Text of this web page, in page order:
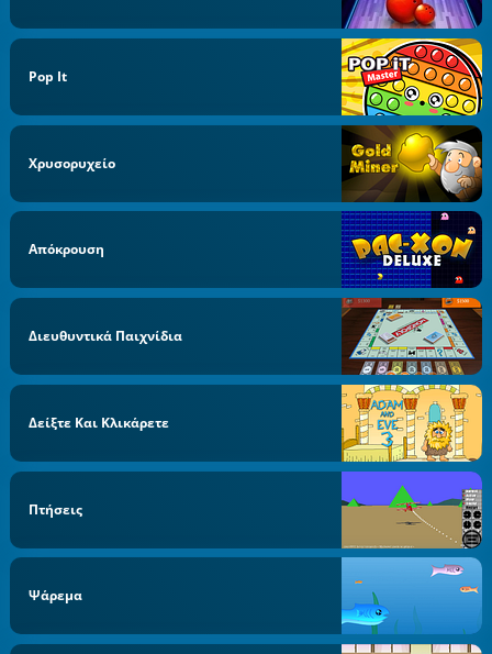
Pop It
Χρυσορυχείο
Απόκρουση
Διευθυντικά Παιχνίδια
Δείξτε Και Κλικάρετε
Πτήσεις
Ψάρεμα